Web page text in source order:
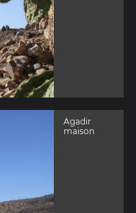
Agadir
maison